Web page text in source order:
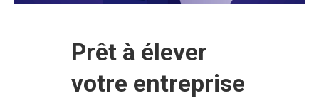
Prêt à élever
votre entreprise